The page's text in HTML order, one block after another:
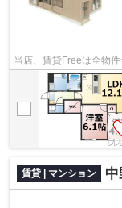
当店、賃貸Freeは全物
賃貸 | マンション